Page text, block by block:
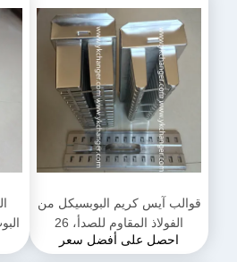
قوالب آيس كريم البوبسيكل من
الفولاذ المقاوم للصدأ، 26
تجويفًا، 123 مل و 35 مل تعبئة
احصل على أفضل سعر